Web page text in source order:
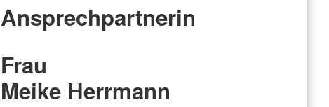
Ansprechpartnerin
Frau
Meike Herrmann